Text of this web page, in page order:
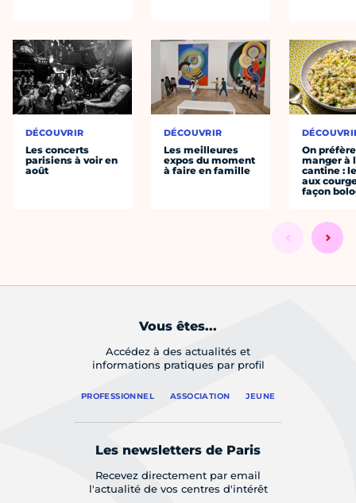
DÉCOUVRIR
Les concerts
parisiens à voir en
août
DÉCOUVRIR
Les meilleures
expos du moment
à faire en famille
On préfère
manger à
cantine :
aux
façon
Vous êtes...
Accédez à des actualités et
informations pratiques par profil
PROFESSIONNEL ASSOCIATION JEUNE
Les newsletters de Paris
Recevez directement par email
l'actualité de vos centres d'intérêt